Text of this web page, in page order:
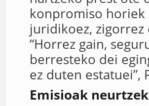
konpromiso
juridikoez,
“Horrez gain,
berresteko dei
ez duten estatuei”,
Emisioak